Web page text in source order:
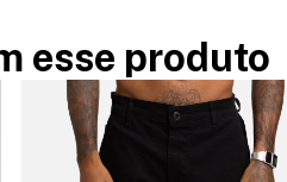
esse produto